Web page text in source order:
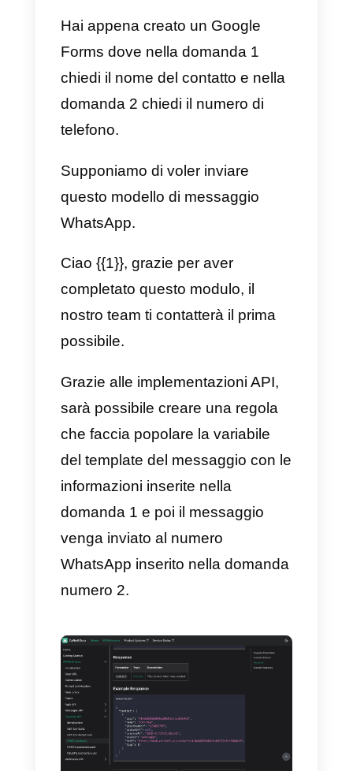
Ad esempio, immaginiamo di
creare un Google Forms dove
l’obiettivo è quello di raccogliere
contatti WhatsApp, qualificandoli
informazioni. Grazie alla
connessione API di Callbell, ogni
volta che un contatto inserisce
queste informazioni in Google
Forms, verrà creato un nuovo
contatto all’interno della
piattaforma Callbell con tutte le
informazioni raccolte nel form.
2) Invia automaticamente un
messaggio WhatsApp agli
utenti che compilano un
modulo Google Forms
ancora più interessante. Grazie
ad essa avremo la possibilità di
inviare (in maniera totalmente
automatizzata) amodello